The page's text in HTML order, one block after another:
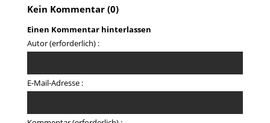
Kein Kommentar (0)
Einen Kommentar hinterlassen
Autor (erforderlich) :
E-Mail-Adresse :